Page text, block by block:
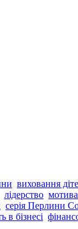
виховання
лідерство
серія Перлини
в бізнесі